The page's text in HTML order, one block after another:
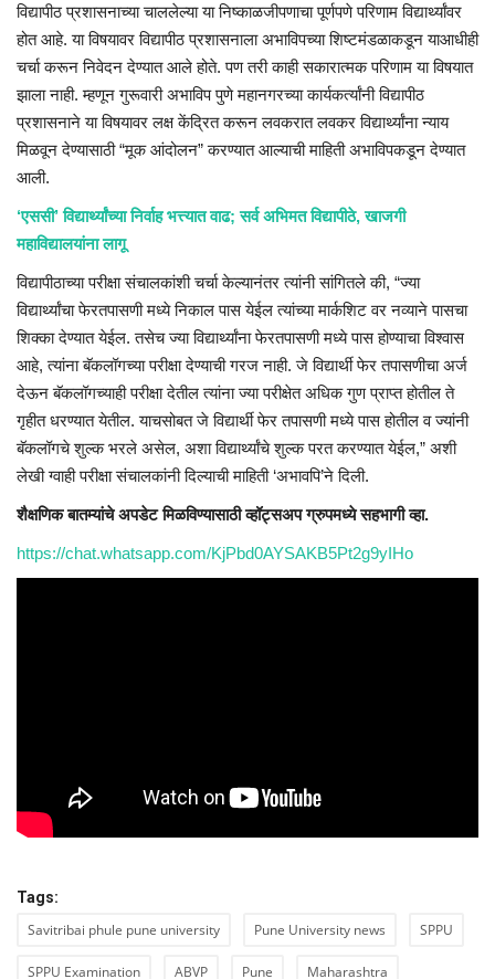
विद्यापीठ प्रशासनाच्या चाललेल्या या निष्काळजीपणाचा पूर्णपणे परिणाम विद्यार्थ्यांवर
होत आहे. या विषयावर विद्यापीठ प्रशासनाला अभाविपच्या शिष्टमंडळाकडून याआधीही
चर्चा करून निवेदन देण्यात आले होते. पण तरी काही सकारात्मक परिणाम या विषयात
झाला नाही. म्हणून गुरूवारी अभाविप पुणे महानगरच्या कार्यकर्त्यांनी विद्यापीठ
प्रशासनाने या विषयावर लक्ष केंद्रित करून लवकरात लवकर विद्यार्थ्यांना न्याय
मिळवून देण्यासाठी “मूक आंदोलन” करण्यात आल्याची माहिती अभाविपकडून देण्यात
आली.
‘एससी’ विद्यार्थ्यांच्या निर्वाह भत्त्यात वाढ; सर्व अभिमत विद्यापीठे, खाजगी
महाविद्यालयांना लागू
विद्यापीठाच्या परीक्षा संचालकांशी चर्चा केल्यानंतर त्यांनी सांगितले की, “ज्या
विद्यार्थ्यांचा फेरतपासणी मध्ये निकाल पास येईल त्यांच्या मार्कशिट वर नव्याने पासचा
शिक्का देण्यात येईल. तसेच ज्या विद्यार्थ्यांना फेरतपासणी मध्ये पास होण्याचा विश्वास
आहे, त्यांना बॅकलॉगच्या परीक्षा देण्याची गरज नाही. जे विद्यार्थी फेर तपासणीचा अर्ज
देऊन बॅकलॉगच्याही परीक्षा देतील त्यांना ज्या परीक्षेत अधिक गुण प्राप्त होतील ते
गृहीत धरण्यात येतील. याचसोबत जे विद्यार्थी फेर तपासणी मध्ये पास होतील व ज्यांनी
बॅकलॉगचे शुल्क भरले असेल, अशा विद्यार्थ्यांचे शुल्क परत करण्यात येईल,” अशी
लेखी ग्वाही परीक्षा संचालकांनी दिल्याची माहिती ‘अभावपि’ने दिली.
शैक्षणिक बातम्यांचे अपडेट मिळविण्यासाठी व्हॉट्सअप ग्रुपमध्ये सहभागी व्हा.
https://chat.whatsapp.com/KjPbd0AYSAKB5Pt2g9yIHo
Tags:
Savitribai phule pune university Pune University news SPPU
SPPU Examination ABVP Pune Maharashtra